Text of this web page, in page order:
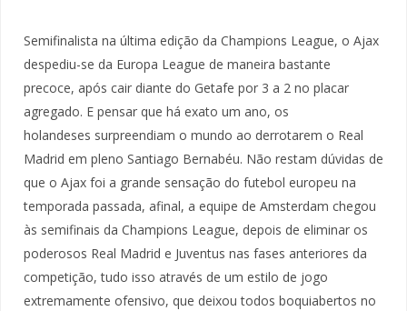
Semifinalista na última edição da Champions League, o Ajax
despediu-se da Europa League de maneira bastante
precoce, após cair diante do Getafe por 3 a 2 no placar
agregado. E pensar que há exato um ano, os
holandeses surpreendiam o mundo ao derrotarem o Real
Madrid em pleno Santiago Bernabéu. Não restam dúvidas de
que o Ajax foi a grande sensação do futebol europeu na
temporada passada, afinal, a equipe de Amsterdam chegou
às semifinais da Champions League, depois de eliminar os
poderosos Real Madrid e Juventus nas fases anteriores da
competição, tudo isso através de um estilo de jogo
extremamente ofensivo, que deixou todos boquiabertos no